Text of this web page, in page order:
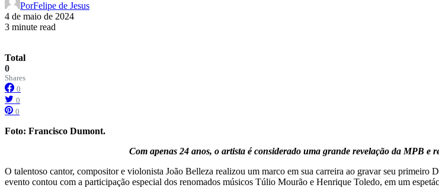
PorFelipe de Jesus
4 de maio de 2024
3 minute read
Total
0
Shares
0
0
0
Foto: Francisco Dumont.
Com apenas 24 anos, o artista é considerado uma grande revelação da MPB
O talentoso cantor, compositor e violonista João Belleza realizou um marco em sua carreira ao gravar seu
evento contou com a participação especial dos renomados músicos Túlio Mourão e Henrique Toledo, em um